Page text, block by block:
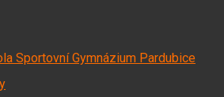
Sportovní Gymnázium Pardubice